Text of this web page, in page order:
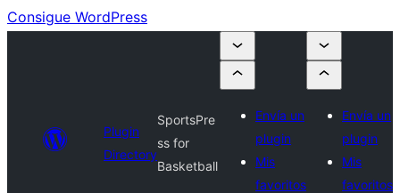
Consigue WordPress
Plugin
Directory
SportsPre
ss for
Basketball
Envía un
plugin
Mis
favoritos
Envía un
plugin
Mis
favoritos